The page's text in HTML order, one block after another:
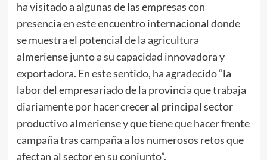
ha visitado a algunas de las empresas con
presencia en este encuentro internacional donde
se muestra el potencial de la agricultura
almeriense junto a su capacidad innovadora y
exportadora. En este sentido, ha agradecido “la
labor del empresariado de la provincia que trabaja
diariamente por hacer crecer al principal sector
productivo almeriense y que tiene que hacer frente
campaña tras campaña a los numerosos retos que
afectan al sector en su conjunto”.